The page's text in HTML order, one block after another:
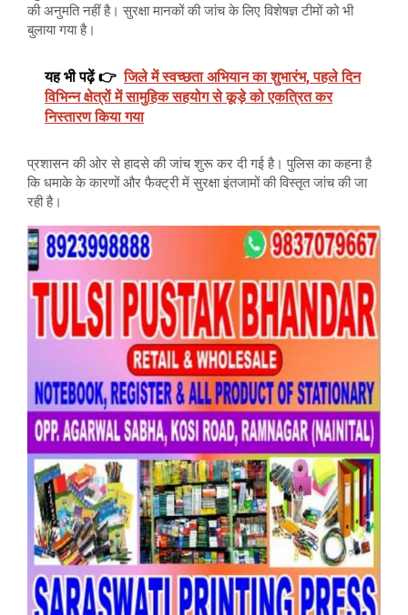
की अनुमति नहीं है। सुरक्षा मानकों की जांच के लिए विशेषज्ञ टीमों को भी
बुलाया गया है।
यह भी पढ़ें 👉 जिले में स्वच्छता अभियान का शुभारंभ, पहले दिन
विभिन्न क्षेत्रों में सामुहिक सहयोग से कूड़े को एकत्रित कर
निस्तारण किया गया
प्रशासन की ओर से हादसे की जांच शुरू कर दी गई है। पुलिस का कहना है
कि धमाके के कारणों और फैक्ट्री में सुरक्षा इंतजामों की विस्तृत जांच की जा
रही है।